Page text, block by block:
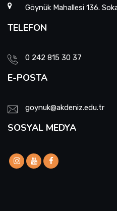
Göynük Mahallesi 136.
TELEFON
0 242 815 30 37
E-POSTA
goynuk@akdeniz.edu.tr
SOSYAL MEDYA